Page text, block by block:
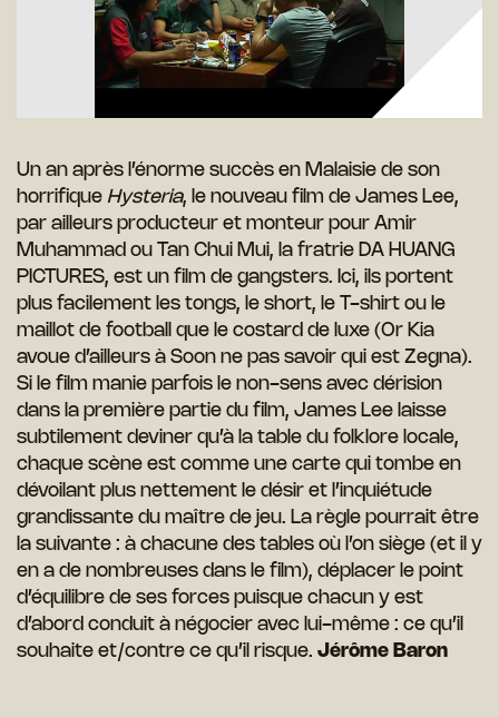
Un an après l’énorme succès en Malaisie de son
horrifique Hysteria, le nouveau film de James Lee,
par ailleurs producteur et monteur pour Amir
Muhammad ou Tan Chui Mui, la fratrie DA HUANG
PICTURES, est un film de gangsters. Ici, ils portent
plus facilement les tongs, le short, le T-shirt ou le
maillot de football que le costard de luxe (Or Kia
avoue d’ailleurs à Soon ne pas savoir qui est Zegna).
Si le film manie parfois le non-sens avec dérision
dans la première partie du film, James Lee laisse
subtilement deviner qu’à la table du folklore locale,
chaque scène est comme une carte qui tombe en
dévoilant plus nettement le désir et l’inquiétude
grandissante du maître de jeu. La règle pourrait être
la suivante : à chacune des tables où l’on siège (et il y
en a de nombreuses dans le film), déplacer le point
d’équilibre de ses forces puisque chacun y est
d’abord conduit à négocier avec lui-même : ce qu’il
souhaite et/contre ce qu’il risque. Jérôme Baron